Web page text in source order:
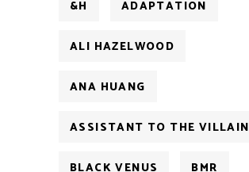
&H ADAPTATION
ALI HAZELWOOD
ANA HUANG
ASSISTANT TO THE VILLAIN